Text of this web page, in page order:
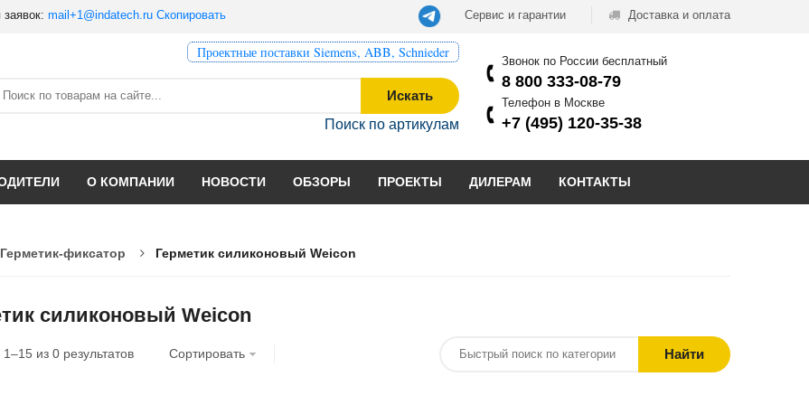
mail+1@indatech.ru Скопировать Сервис и гарантии Доставка и оплата
Проектные поставки Siemens, ABB, Schnieder
Искать
Поиск по артикулам
Звонок по России бесплатный
8 800 333-08-79
Телефон в Москве
+7 (495) 120-35-38
О КОМПАНИИ НОВОСТИ ОБЗОРЫ ПРОЕКТЫ ДИЛЕРАМ КОНТАКТЫ
Герметик-фиксатор Герметик силиконовый Weicon
силиконовый Weicon
1–15 из 0 результатов Сортировать Найти